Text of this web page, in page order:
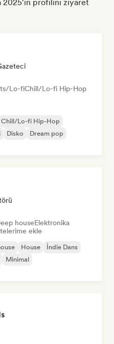
2025'ın profilini ziyaret
Lo-fiChill/Lo-fi Hip-Hop
Chill/Lo-fi Hip-Hop
Disko
Dream pop
houseElektronika
ekle
House
İndie Dans
Minimal